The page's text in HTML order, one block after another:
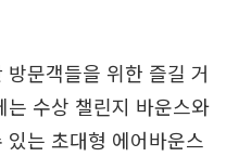
문객들을 위한 즐길 거
수상 챌린지 바운스와
는 초대형 에어바운스